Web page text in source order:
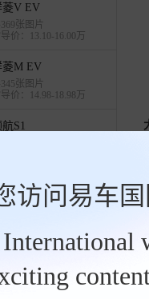
访问易车
菱V EV
张图片
价：13.10-16.00万
菱M EV
张图片
价：14.98-18.98万
航S1
沃小金刚
张图片
马可S1
价：10.49-11.13万